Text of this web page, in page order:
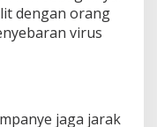
dengan orang
virus
jaga jarak